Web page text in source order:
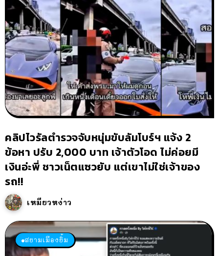
คลิปไวรัลตำรวจจับหนุ่มขับลัมโบร์ฯ แจ้ง 2
ข้อหา ปรับ 2,000 บาท เจ้าตัวโอด ไม่ค่อยมี
เงินอ่ะพี่ ชาวเน็ตแซวยับ แต่เขาไม่ใช่เจ้าของ
รถ!!
เหมียวหง่าว
สยามเมืองยิ้ม